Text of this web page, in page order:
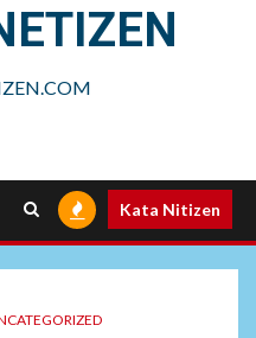
Kata Nitizen